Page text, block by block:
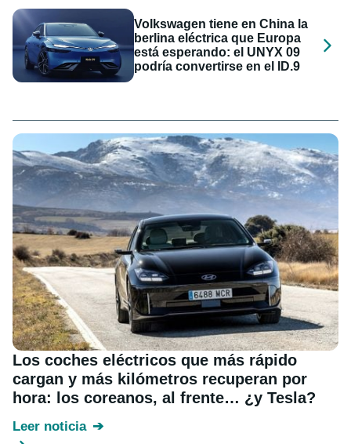
Volkswagen tiene en China la
berlina eléctrica que Europa
está esperando: el UNYX 09
podría convertirse en el ID.9
Los coches eléctricos que más rápido
cargan y más kilómetros recuperan por
hora: los coreanos, al frente… ¿y Tesla?
Leer noticia